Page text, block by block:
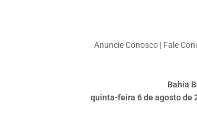
Anuncie Conosco | Fale
Bahia
quinta-feira 6 de agosto de